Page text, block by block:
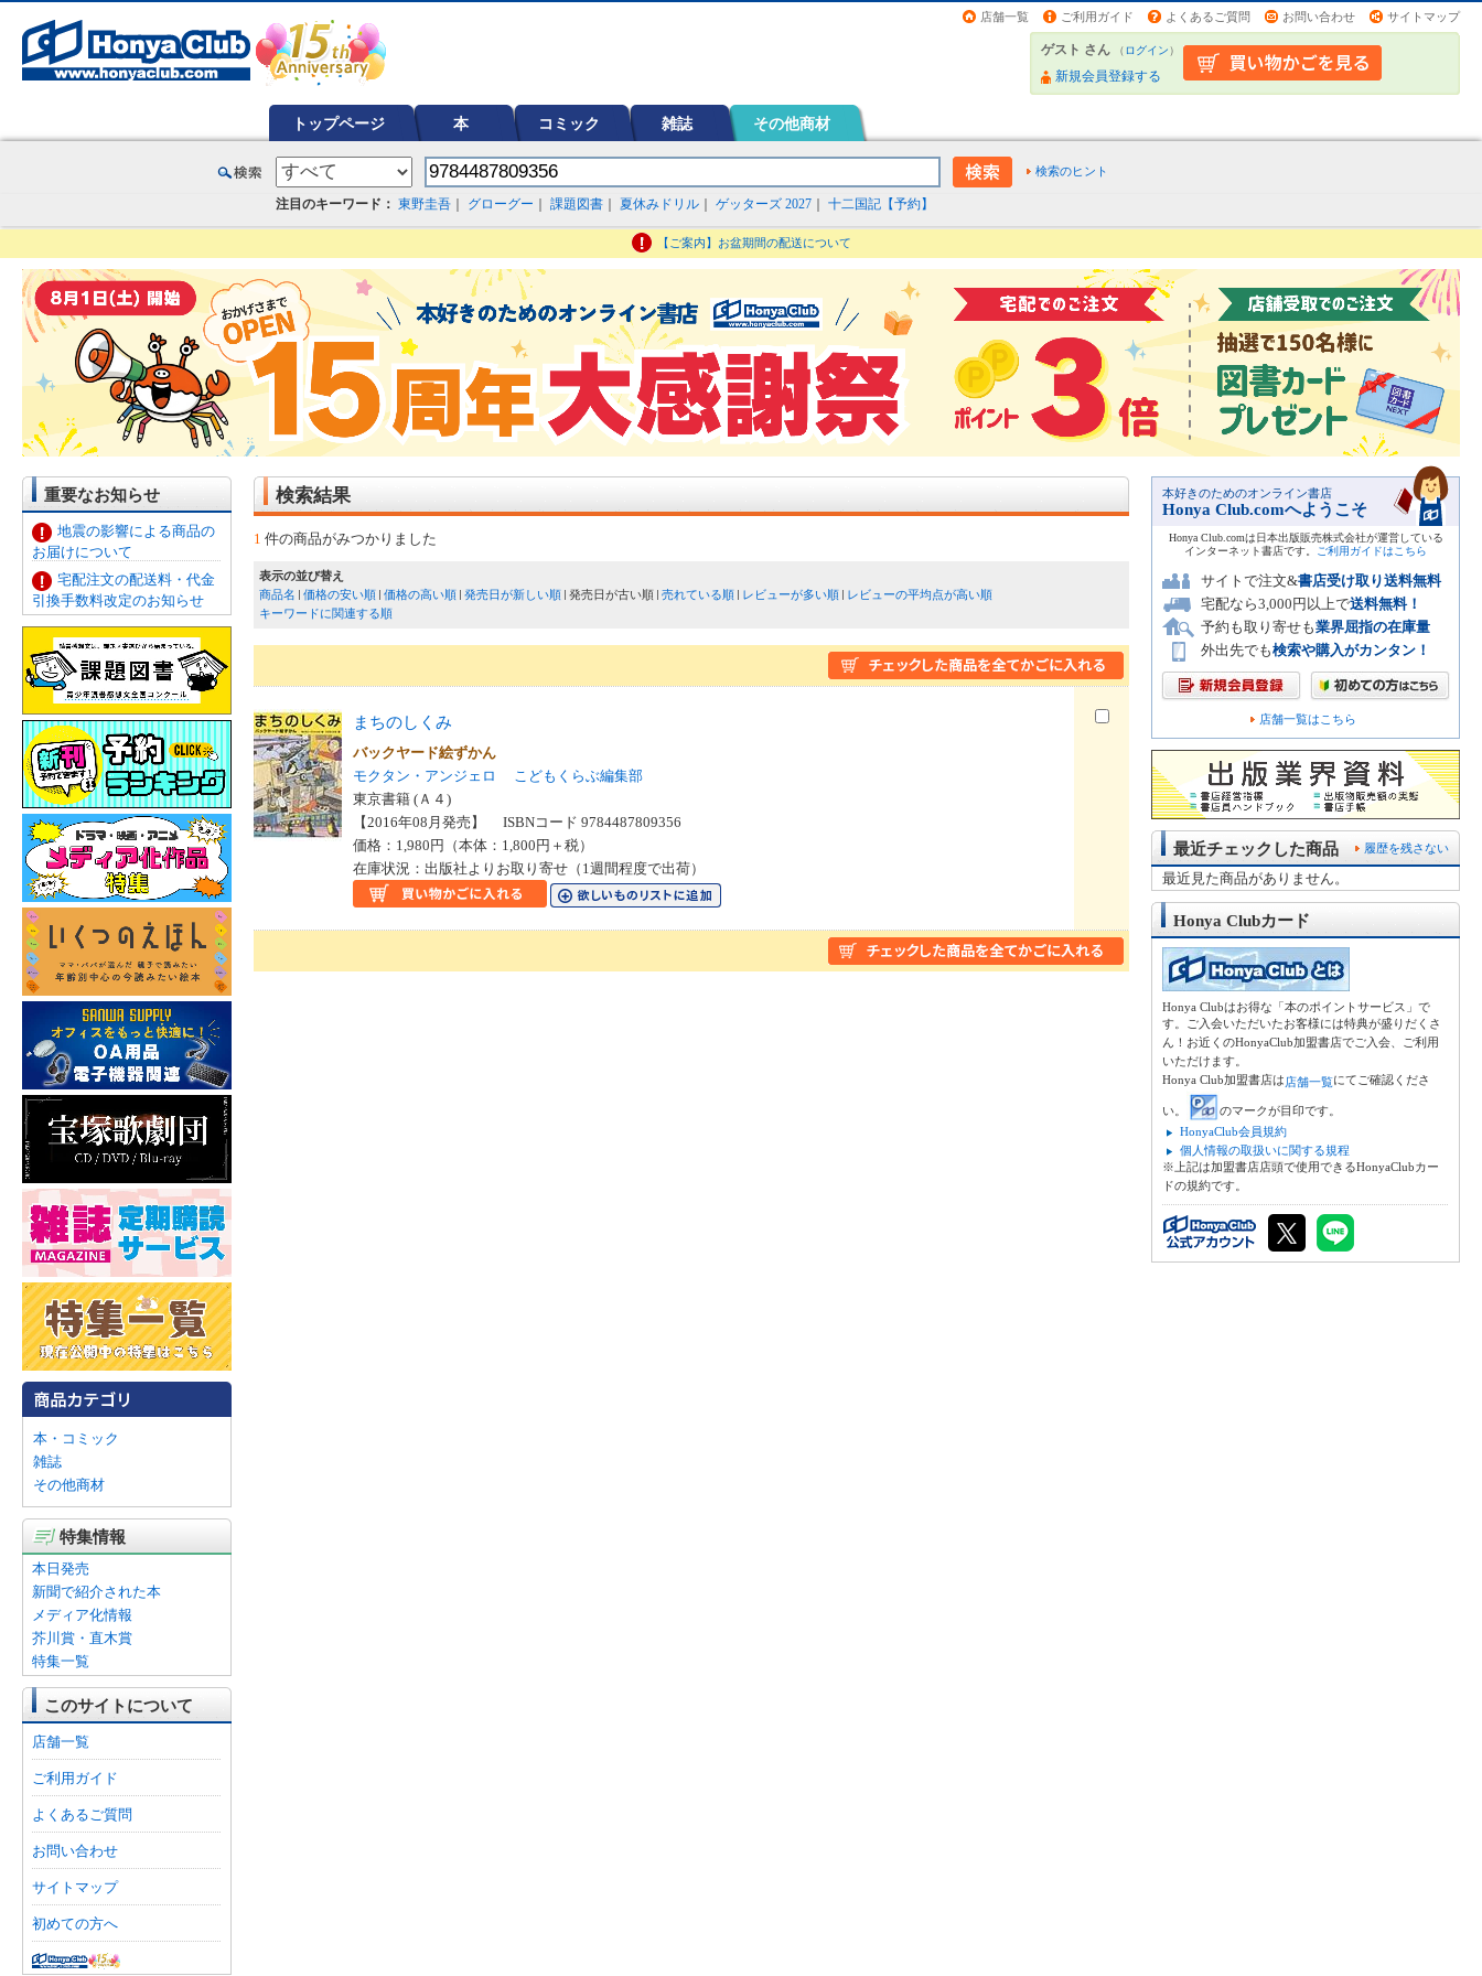
店舗一覧 ご利用ガイド よくあるご質問 お問い合わせ サイトマップ
ゲスト さん （ログイン）
新規会員登録する
トップページ 本 コミック 雑誌 その他商材
検索のヒント
注目のキーワード： 東野圭吾 グローグー 課題図書 夏休みドリル ゲッターズ 2027 十二国記【予約】
【ご案内】お盆期間の配送について
重要なお知らせ
地震の影響による商品の
お届けについて
宅配注文の配送料・代金
引換手数料改定のお知らせ
本・コミック
雑誌
その他商材
特集情報
本日発売
新聞で紹介された本
メディア化情報
芥川賞・直木賞
特集一覧
このサイトについて
店舗一覧
ご利用ガイド
よくあるご質問
お問い合わせ
サイトマップ
初めての方へ
検索結果
1 件の商品がみつかりました
表示の並び替え
商品名
価格の安い順 価格の高い順 発売日が新しい順 発売日が古い順 売れている順 レビューが多い順
レビューの平均点が高い順
キーワードに関連する順
まちのしくみ
バックヤード絵ずかん
モクタン・アンジェロ
こどもくらぶ編集部
東京書籍 (Ａ４)
【2016年08月発売】 ISBNコード 9784487809356
価格：1,980円（本体：1,800円＋税）
在庫状況：出版社よりお取り寄せ（1週間程度で出荷）
本好きのためのオンライン書店
Honya Club.comへようこそ
Honya Club.comは日本出版販売株式会社が運営している
インターネット書店です。
ご利用ガイドはこちら
サイトで注文&書店受け取り送料無料
宅配なら3,000円以上で送料無料！
予約も取り寄せも業界屈指の在庫量
外出先でも検索や購入がカンタン！
店舗一覧はこちら
履歴を残さない
最近チェックした商品
最近見た商品がありません。
Honya Clubカード
Honya Clubはお得な「本のポイントサービス」で
す。ご入会いただいたお客様には特典が盛りだくさ
ん！お近くのHonyaClub加盟書店でご入会、ご利用
いただけます。
Honya Club加盟書店は店舗一覧にてご確認くださ
い。
のマークが目印です。
HonyaClub会員規約
個人情報の取扱いに関する規程
※上記は加盟書店店頭で使用できるHonyaClubカー
ドの規約です。